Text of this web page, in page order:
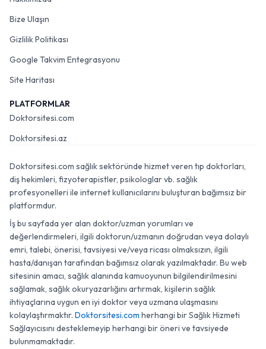
Bize Ulaşın
Gizlilik Politikası
Google Takvim Entegrasyonu
Site Haritası
PLATFORMLAR
Doktorsitesi.com
Doktorsitesi.az
Doktorsitesi.com sağlık sektöründe hizmet veren tıp doktorları,
diş hekimleri, fizyoterapistler, psikologlar vb. sağlık
profesyonelleri ile internet kullanıcılarını buluşturan bağımsız bir
platformdur.
İş bu sayfada yer alan doktor/uzman yorumları ve
değerlendirmeleri, ilgili doktorun/uzmanın doğrudan veya dolaylı
emri, talebi, önerisi, tavsiyesi ve/veya ricası olmaksızın, ilgili
hasta/danışan tarafından bağımsız olarak yazılmaktadır. Bu web
sitesinin amacı, sağlık alanında kamuoyunun bilgilendirilmesini
sağlamak, sağlık okuryazarlığını artırmak, kişilerin sağlık
ihtiyaçlarına uygun en iyi doktor veya uzmana ulaşmasını
kolaylaştırmaktır. Doktorsitesi.com herhangi bir Sağlık Hizmeti
Sağlayıcısını desteklemeyip herhangi bir öneri ve tavsiyede
bulunmamaktadır.